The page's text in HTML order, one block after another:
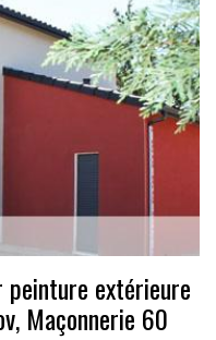
peinture extérieure
Maçonnerie 60